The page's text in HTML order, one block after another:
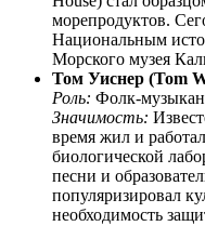
морепродуктов.
Национальным
Морского музея
Том Уиснер (Tom
Роль: Фолк-
Значимость:
время жил и
биологической
песни и
популяризировал
необходимость